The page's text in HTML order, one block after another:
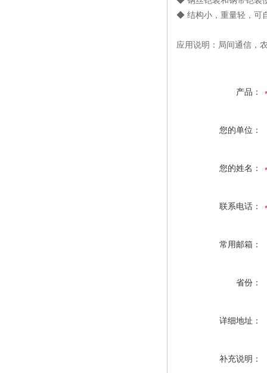
◆ 结构小，重量轻，可
应用说明：局间通信，
产品：
您的单位：
您的姓名：
联系电话：
常用邮箱：
省份：
详细地址：
补充说明：